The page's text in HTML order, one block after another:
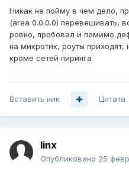
Никак не пойму в чем дело,
(area 0.0.0.0) перевешивать,
ровно, пробовал и помимо
на микротик, роуты приходят,
кроме сетей пиринга
Вставить ник Цитата
linx
Опубликовано 25